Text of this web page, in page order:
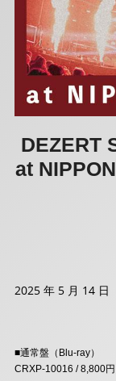
DEZERT
at
2025 年 5 月 14 日
■通常盤（Blu-ray）
CRXP-10016 / 8,800円